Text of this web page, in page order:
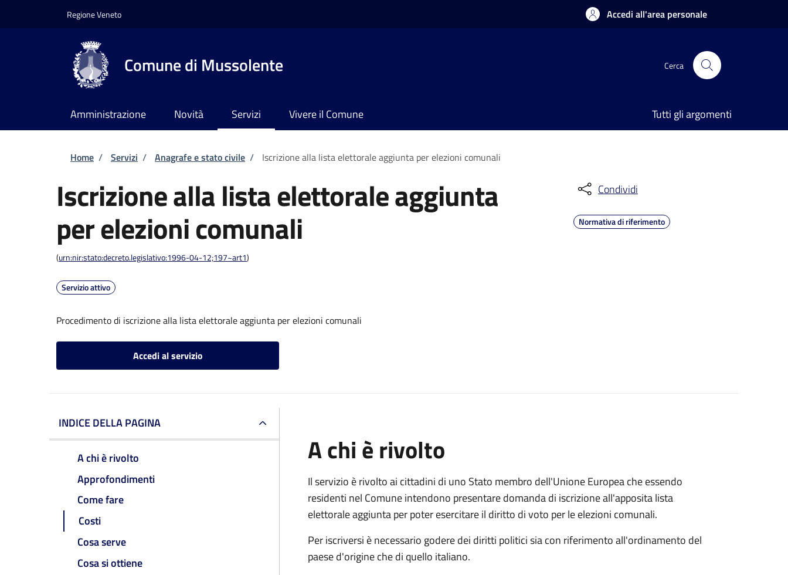
Regione Veneto Accedi all'area personale
Comune di Mussolente Cerca
Amministrazione Novità Servizi Vivere il Comune Tutti gli argomenti
Briciole di pane
Home / Servizi / Anagrafe e stato civile / Iscrizione alla lista elettorale aggiunta per elezioni comunali
Iscrizione alla lista elettorale aggiunta
per elezioni comunali
(urn:nir:stato:decreto.legislativo:1996-04-12;197~art1)
Servizio attivo
Procedimento di iscrizione alla lista elettorale aggiunta per elezioni comunali
Accedi al servizio
Condividi
Normativa di riferimento
INDICE DELLA PAGINA
A chi è rivolto
Approfondimenti
Come fare
Costi
Cosa serve
Cosa si ottiene
A chi è rivolto
Il servizio è rivolto ai cittadini di uno Stato membro dell'Unione Europea che essendo
residenti nel Comune intendono presentare domanda di iscrizione all'apposita lista
elettorale aggiunta per poter esercitare il diritto di voto per le elezioni comunali.
Per iscriversi è necessario godere dei diritti politici sia con riferimento all'ordinamento del
paese d'origine che di quello italiano.